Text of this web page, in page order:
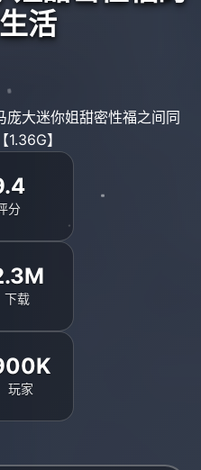
活
庞大迷你姐甜密性福之间同
】
分
下载
玩家